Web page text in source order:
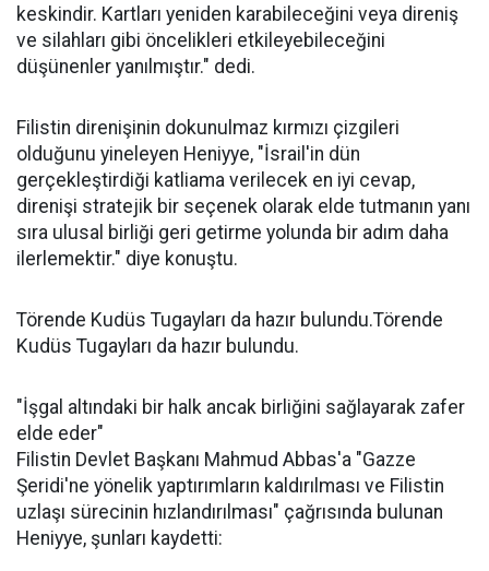
keskindir. Kartları yeniden karabileceğini veya direniş
ve silahları gibi öncelikleri etkileyebileceğini
düşünenler yanılmıştır." dedi.
Filistin direnişinin dokunulmaz kırmızı çizgileri
olduğunu yineleyen Heniyye, "İsrail'in dün
gerçekleştirdiği katliama verilecek en iyi cevap,
direnişi stratejik bir seçenek olarak elde tutmanın yanı
sıra ulusal birliği geri getirme yolunda bir adım daha
ilerlemektir." diye konuştu.
Törende Kudüs Tugayları da hazır bulundu.Törende
Kudüs Tugayları da hazır bulundu.
"İşgal altındaki bir halk ancak birliğini sağlayarak zafer
elde eder"
Filistin Devlet Başkanı Mahmud Abbas'a "Gazze
Şeridi'ne yönelik yaptırımların kaldırılması ve Filistin
uzlaşı sürecinin hızlandırılması" çağrısında bulunan
Heniyye, şunları kaydetti: